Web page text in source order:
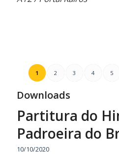
1 2 3 4 5
Downloads
Partitura do
Padroeira do
10/10/2020